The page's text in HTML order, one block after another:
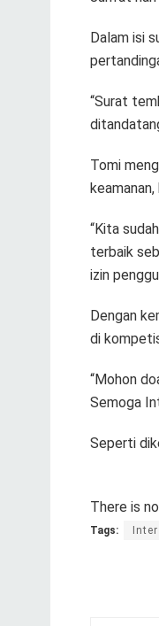
Dalam isi
“Surat
Tomi
“Kita
terbaik
izin
Dengan
di
“Mohon
Semoga
Seperti
There is
Tags: